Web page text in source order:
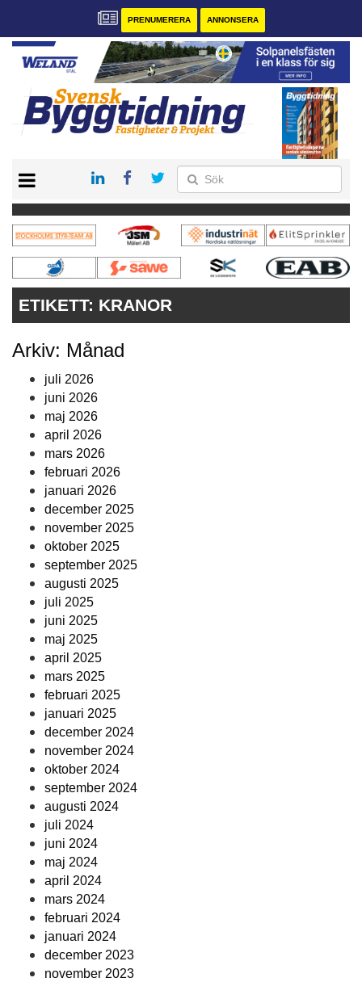
PRENUMERERA ANNONSERA
PRENUMERERA
VÅRA ANDRA MAGASIN
ANNONSERA
KONTAKT
ETIKETT: KRANOR
Arkiv: Månad
juli 2026
juni 2026
maj 2026
april 2026
mars 2026
februari 2026
januari 2026
december 2025
november 2025
oktober 2025
september 2025
augusti 2025
juli 2025
juni 2025
maj 2025
april 2025
mars 2025
februari 2025
januari 2025
december 2024
november 2024
oktober 2024
september 2024
augusti 2024
juli 2024
juni 2024
maj 2024
april 2024
mars 2024
februari 2024
januari 2024
december 2023
november 2023